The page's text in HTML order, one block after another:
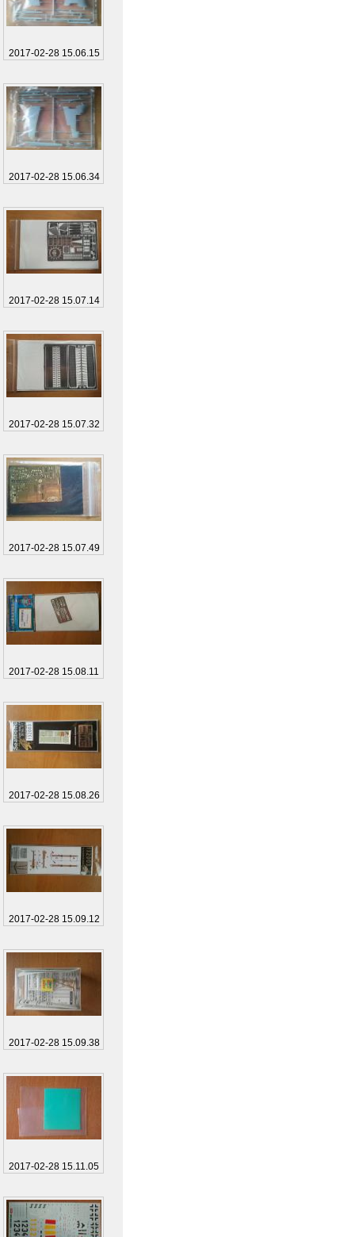
2017-02-28 15.06.15
2017-02-28 15.06.34
2017-02-28 15.07.14
2017-02-28 15.07.32
2017-02-28 15.07.49
2017-02-28 15.08.11
2017-02-28 15.08.26
2017-02-28 15.09.12
2017-02-28 15.09.38
2017-02-28 15.11.05